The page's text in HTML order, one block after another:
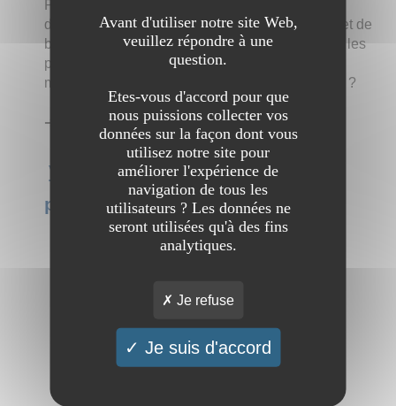
Pourquoi la publicité podcast est sur le point de
devenir si lucrative? Les auditeurs de podcasts et de
blogs représentent certains des consommateurs les
plus éduqués et les plus aisés. Pourquoi les
marques ont-elles tardé à profiter de ces médias ?
➔ Catégorie : Blogs → Personnel
Voir l'interview du site Mon blog
personnel
Avant d'utiliser notre site Web,
veuillez répondre à une
question.
Etes-vous d'accord pour que
nous puissions collecter vos
données sur la façon dont vous
utilisez notre site pour
améliorer l'expérience de
navigation de tous les
utilisateurs ? Les données ne
seront utilisées qu'à des fins
analytiques.
Je refuse
Je suis d'accord